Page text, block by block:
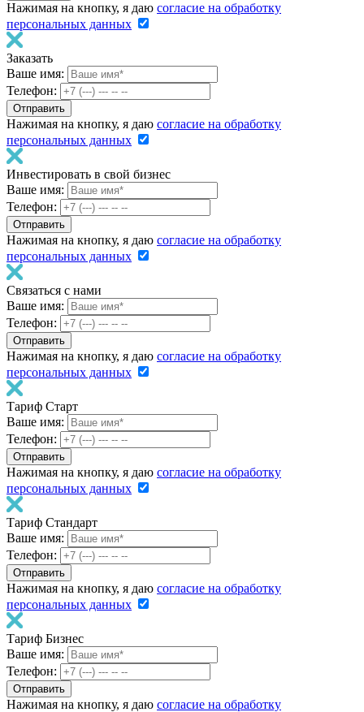
Нажимая на кнопку, я даю согласие на обработку
персональных данных
Заказать
Ваше имя:
Телефон:
Нажимая на кнопку, я даю согласие на обработку
персональных данных
Инвестировать в свой бизнес
Ваше имя:
Телефон:
Нажимая на кнопку, я даю согласие на обработку
персональных данных
Связаться с нами
Ваше имя:
Телефон:
Нажимая на кнопку, я даю согласие на обработку
персональных данных
Тариф Старт
Ваше имя:
Телефон:
Нажимая на кнопку, я даю согласие на обработку
персональных данных
Тариф Стандарт
Ваше имя:
Телефон:
Нажимая на кнопку, я даю согласие на обработку
персональных данных
Тариф Бизнес
Ваше имя:
Телефон:
Нажимая на кнопку, я даю согласие на обработку